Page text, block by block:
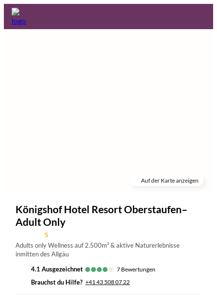
Auf der Karte anzeigen
Königshof Hotel Resort Oberstaufen–
Adult Only
s
Adults only Wellness auf 2.500m² & aktive Naturerlebnisse
inmitten des Allgäu
4.1
ausgezeichnet 7 Bewertungen
Brauchst du Hilfe? +41 43 508 07 22